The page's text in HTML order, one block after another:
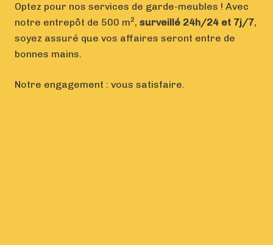
Optez pour nos services de garde-meubles ! Avec
notre entrepôt de 500 m2, surveillé 24h/24 et 7j/7,
soyez assuré que vos affaires seront entre de
bonnes mains.
Notre engagement : vous satisfaire.